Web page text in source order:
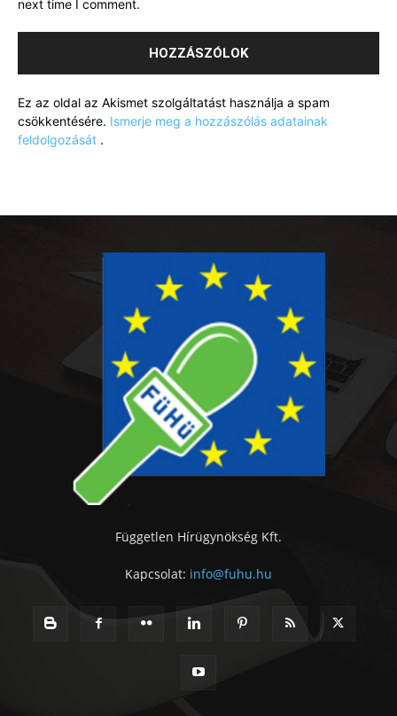
next time I comment.
Ez az oldal az Akismet szolgáltatást használja a spam
csökkentésére. Ismerje meg a hozzászólás adatainak
feldolgozását .
Független Hírügynökség Kft.
Kapcsolat: info@fuhu.hu